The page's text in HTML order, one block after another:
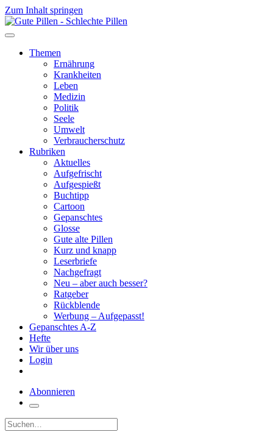
Zum Inhalt springen
Themen
Ernährung
Krankheiten
Leben
Medizin
Politik
Seele
Umwelt
Verbraucherschutz
Rubriken
Aktuelles
Aufgefrischt
Aufgespießt
Buchtipp
Cartoon
Gepanschtes
Glosse
Gute alte Pillen
Kurz und knapp
Leserbriefe
Nachgefragt
Neu – aber auch besser?
Ratgeber
Rückblende
Werbung – Aufgepasst!
Gepanschtes A-Z
Hefte
Wir über uns
Login
Abonnieren
Suche: